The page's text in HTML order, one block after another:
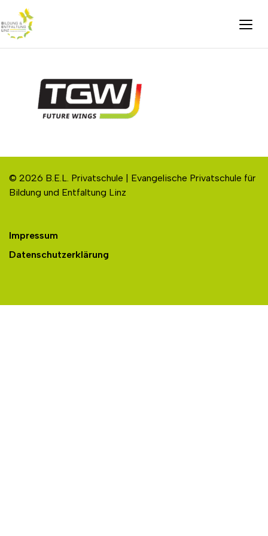
© 2026 B.E.L. Privatschule | Evangelische Privatschule für
Bildung und Entfaltung Linz
Impressum
Datenschutzerklärung